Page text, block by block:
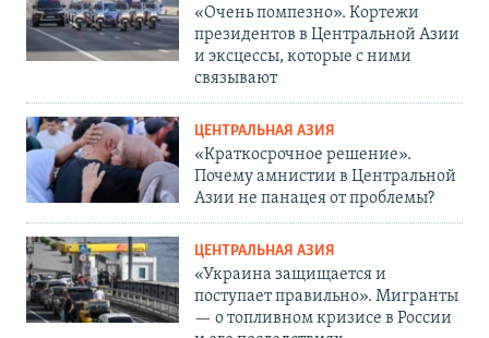
«Очень помпезно». Кортежи
президентов в Центральной Азии
и эксцессы, которые с ними
связывают
ЦЕНТРАЛЬНАЯ АЗИЯ
«Краткосрочное решение».
Почему амнистии в Центральной
Азии не панацея от проблемы?
ЦЕНТРАЛЬНАЯ АЗИЯ
«Украина защищается и
поступает правильно». Мигранты
— о топливном кризисе в России